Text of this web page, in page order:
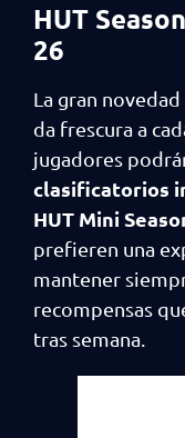
HUT
26
La gran novedad
da frescura a
jugadores
clasificatorios
HUT Mini
prefieren una
mantener
recompensas
tras semana.